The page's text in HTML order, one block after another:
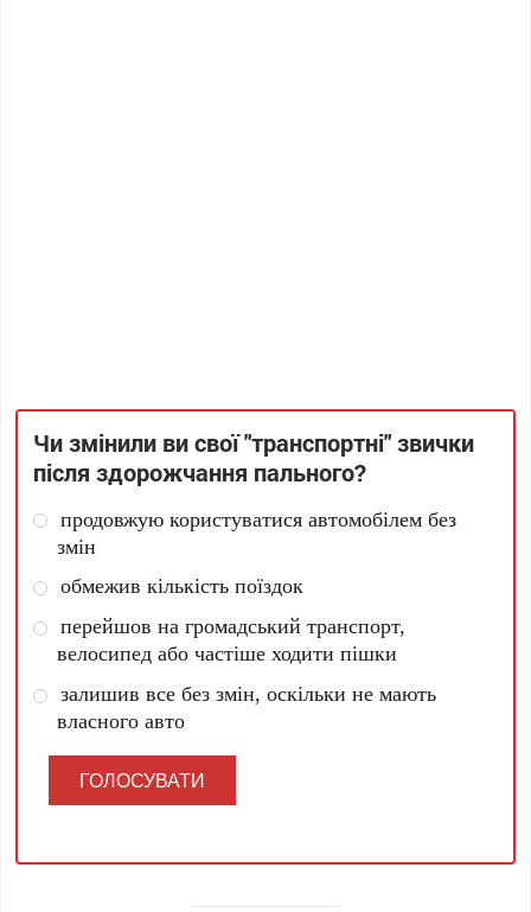
Чи змінили ви свої "транспортні" звички
після здорожчання пального?
продовжую користуватися автомобілем без
змін
обмежив кількість поїздок
перейшов на громадський транспорт,
велосипед або частіше ходити пішки
залишив все без змін, оскільки не мають
власного авто